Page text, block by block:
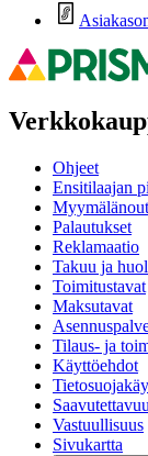
Ohjeet
Ensitilaajan
Palautukset
Reklamaatio
Takuu ja
Toimitustavat
Maksutavat
Tilaus- ja
Käyttöehdot
Vastuullisuus
Sivukartta